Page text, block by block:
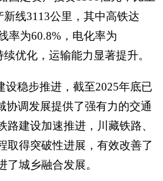
线3113公里，其中高铁达
率为60.8%，电化率为
优化，运输能力显著提升。
设稳步推进，截至2025年底已
协调发展提供了强有力的交通
路建设加速推进，川藏铁路、
取得突破性进展，有效改善了
了城乡融合发展。